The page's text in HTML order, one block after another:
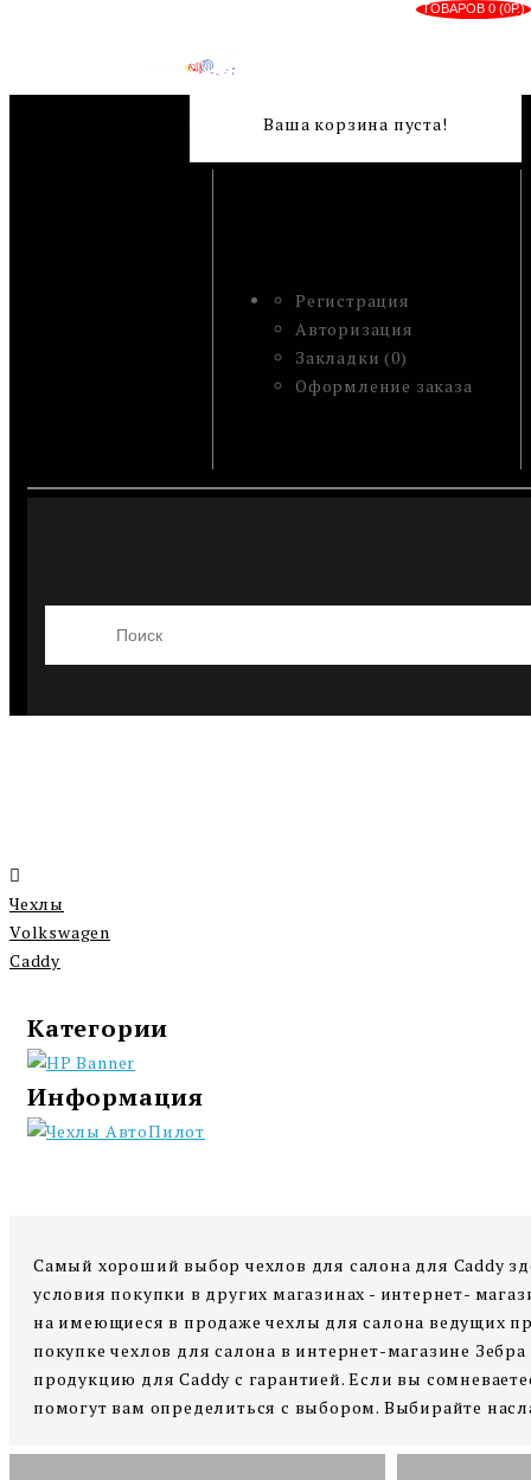
ТОВАРОВ 0 (0Р.)
Ваша корзина пуста!
Регистрация
Авторизация
Закладки (0)
Оформление заказа
Чехлы
Volkswagen
Caddy
Категории
Информация
Самый хороший выбор чехлов для салона для Caddy
условия покупки в других магазинах - интернет-
на имеющиеся в продаже чехлы для салона ведущих
покупке чехлов для салона в интернет-магазине
продукцию для Caddy с гарантией. Если вы
помогут вам определиться с выбором. Выбирайте